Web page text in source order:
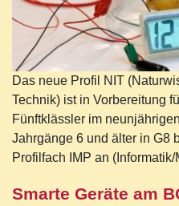
Das neue Profil NIT
Technik) ist in Vorbereitung
Fünftklässler im
Jahrgänge 6 und älter in G8
Profilfach IMP an
Smarte Geräte am